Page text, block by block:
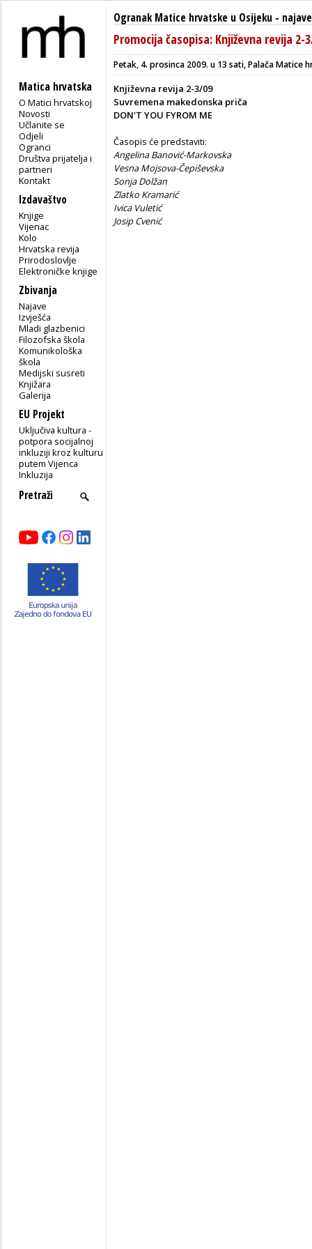
Matica hrvatska
O Matici hrvatskoj
Novosti
Učlanite se
Odjeli
Ogranci
Društva prijatelja i
partneri
Kontakt
Izdavaštvo
Knjige
Vijenac
Kolo
Hrvatska revija
Prirodoslovlje
Elektroničke knjige
Zbivanja
Najave
Izvješća
Mladi glazbenici
Filozofska škola
Komunikološka
škola
Medijski susreti
Knjižara
Galerija
EU Projekt
Uključiva kultura -
potpora socijalnoj
inkluziji kroz kulturu
putem Vijenca
Inkluzija
Ogranak Matice hrvatske u Osijeku - najave
Promocija časopisa: Književna revija 2-
Petak, 4. prosinca 2009. u 13 sati, Palača
Književna revija 2-3/09
Suvremena makedonska priča
DON'T YOU FYROM ME
Časopis će predstaviti:
Angelina Banović-Markovska
Vesna Mojsova-Čepiševska
Sonja Dolžan
Zlatko Kramarić
Ivica Vuletić
Josip Cvenić